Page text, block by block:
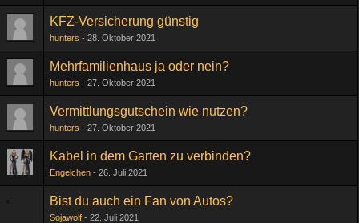
KFZ-Versicherung günstig
hunters 28. Oktober 2021
Mehrfamilienhaus ja oder nein?
hunters 27. Oktober 2021
Vermittlungsgutschein wie nutzen?
hunters 27. Oktober 2021
Kabel in dem Garten zu verbinden?
Engelchen 26. Juli 2021
Bist du auch ein Fan von Autos?
Sojawolf 22. Juli 2021